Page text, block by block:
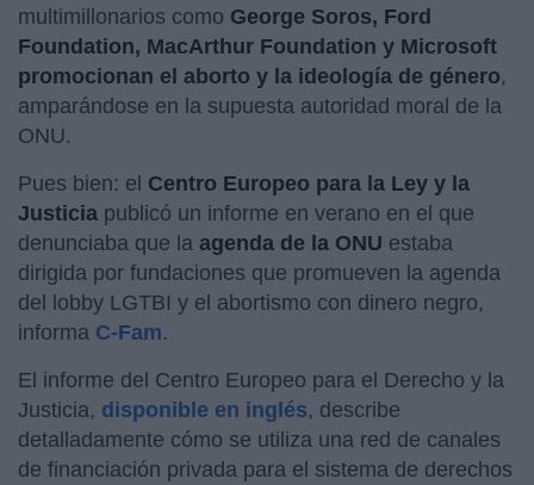
multimillonarios como George Soros, Ford
Foundation, MacArthur Foundation y Microsoft
promocionan el aborto y la ideología de género,
amparándose en la supuesta autoridad moral de la
ONU.
Pues bien: el Centro Europeo para la Ley y la
Justicia publicó un informe en verano en el que
denunciaba que la agenda de la ONU estaba
dirigida por fundaciones que promueven la agenda
del lobby LGTBI y el abortismo con dinero negro,
informa C-Fam.
El informe del Centro Europeo para el Derecho y la
Justicia, disponible en inglés, describe
detalladamente cómo se utiliza una red de canales
de financiación privada para el sistema de derechos